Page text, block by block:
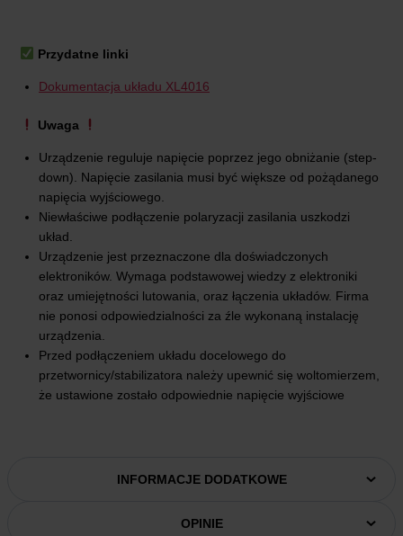
Przydatne linki
Dokumentacja układu XL4016
Uwaga
Urządzenie reguluje napięcie poprzez jego obniżanie (step-
down). Napięcie zasilania musi być większe od pożądanego
napięcia wyjściowego.
Niewłaściwe podłączenie polaryzacji zasilania uszkodzi
układ.
Urządzenie jest przeznaczone dla doświadczonych
elektroników. Wymaga podstawowej wiedzy z elektroniki
oraz umiejętności lutowania, oraz łączenia układów. Firma
nie ponosi odpowiedzialności za źle wykonaną instalację
urządzenia.
Przed podłączeniem układu docelowego do
przetwornicy/stabilizatora należy upewnić się woltomierzem,
że ustawione zostało odpowiednie napięcie wyjściowe
INFORMACJE DODATKOWE
OPINIE